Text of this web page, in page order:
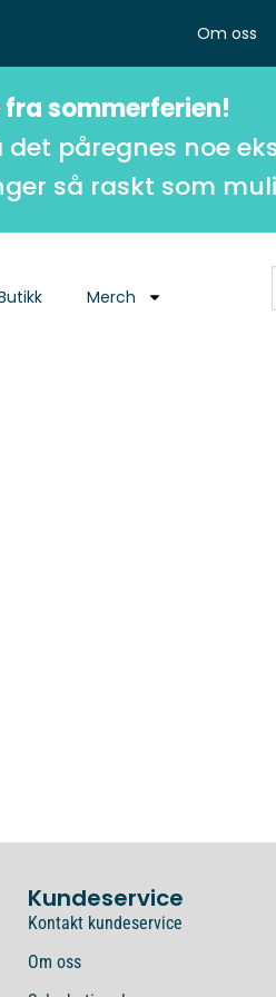
Om oss
sommerferien!
påregnes noe
så raskt som
Merch
Kundeservice
Kontakt kundeservice
Om oss